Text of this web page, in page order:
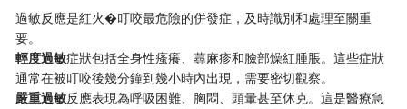
過敏反應是紅火�叮咬最危險的併發症，及時識別和處理至關重
要。
輕度過敏症狀包括全身性瘙癢、蕁麻疹和臉部燥紅腫脹。這些症狀
通常在被叮咬後幾分鐘到幾小時內出現，需要密切觀察。
嚴重過敏反應表現為呼吸困難、胸悶、頭暈甚至休克。這是醫療急